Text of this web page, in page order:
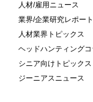
人材/雇用ニュース
業界/企業研究レポート
人材業界トピックス
ヘッドハンティングコ
シニア向けトピックス
ジーニアスニュース